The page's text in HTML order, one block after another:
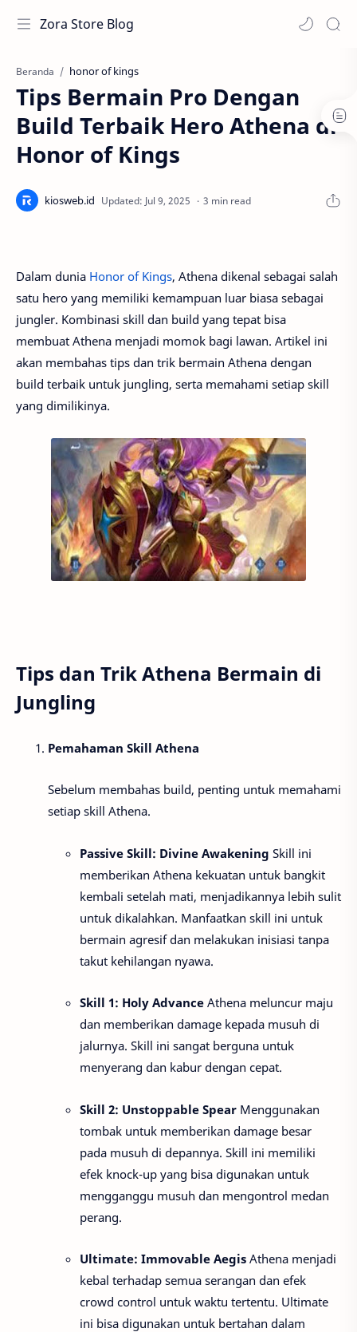
Zora Store Blog
Beranda honor of kings
Tips Bermain Pro Dengan
Build Terbaik Hero Athena di
Honor of Kings
3 min read
Dalam dunia Honor of Kings, Athena dikenal sebagai salah
satu hero yang memiliki kemampuan luar biasa sebagai
jungler. Kombinasi skill dan build yang tepat bisa
membuat Athena menjadi momok bagi lawan. Artikel ini
akan membahas tips dan trik bermain Athena dengan
build terbaik untuk jungling, serta memahami setiap skill
yang dimilikinya.
Tips dan Trik Athena Bermain di
Jungling
Pemahaman Skill Athena
Sebelum membahas build, penting untuk memahami
setiap skill Athena.
Passive Skill: Divine Awakening Skill ini
memberikan Athena kekuatan untuk bangkit
kembali setelah mati, menjadikannya lebih sulit
untuk dikalahkan. Manfaatkan skill ini untuk
bermain agresif dan melakukan inisiasi tanpa
takut kehilangan nyawa.
Skill 1: Holy Advance Athena meluncur maju
dan memberikan damage kepada musuh di
jalurnya. Skill ini sangat berguna untuk
menyerang dan kabur dengan cepat.
Skill 2: Unstoppable Spear Menggunakan
tombak untuk memberikan damage besar
pada musuh di depannya. Skill ini memiliki
efek knock-up yang bisa digunakan untuk
mengganggu musuh dan mengontrol medan
perang.
Ultimate: Immovable Aegis Athena menjadi
kebal terhadap semua serangan dan efek
crowd control untuk waktu tertentu. Ultimate
ini bisa digunakan untuk bertahan dalam